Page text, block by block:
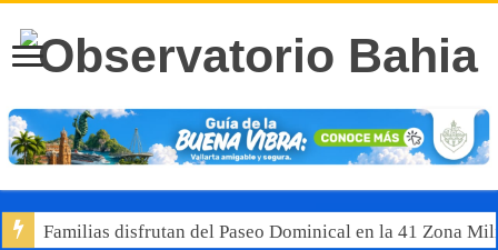
Familias disfrutan del Paseo Dominical en la 41 Zona